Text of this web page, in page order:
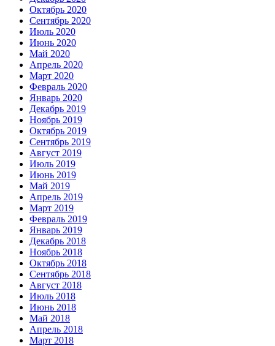
Октябрь 2020
Сентябрь 2020
Июль 2020
Июнь 2020
Май 2020
Апрель 2020
Март 2020
Февраль 2020
Январь 2020
Декабрь 2019
Ноябрь 2019
Октябрь 2019
Сентябрь 2019
Август 2019
Июль 2019
Июнь 2019
Май 2019
Апрель 2019
Март 2019
Февраль 2019
Январь 2019
Декабрь 2018
Ноябрь 2018
Октябрь 2018
Сентябрь 2018
Август 2018
Июль 2018
Июнь 2018
Май 2018
Апрель 2018
Март 2018